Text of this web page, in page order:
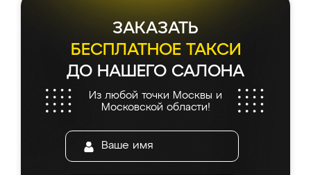
ЗАКАЗАТЬ
БЕСПЛАТНОЕ ТАКСИ
ДО НАШЕГО САЛОНА
Из любой точки Москвы и
Московской области!